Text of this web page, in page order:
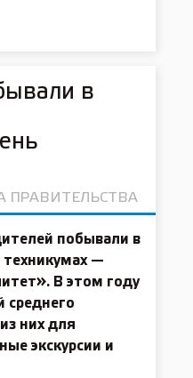
в
ПРАВИТЕЛЬСТВА
побывали в
—
В этом году
среднего
них для
экскурсии и